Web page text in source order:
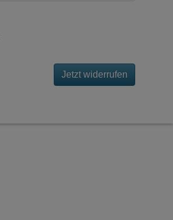
Jetzt widerrufen